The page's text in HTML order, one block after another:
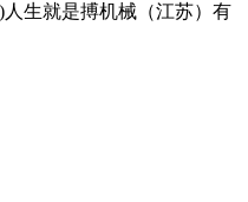
生就是搏机械（江苏）有